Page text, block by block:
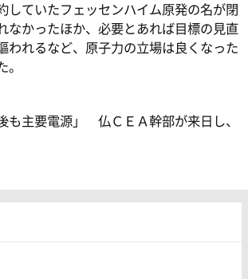
していたフェッセンハイム原発の名が閉
なかったほか、必要とあれば目標の見直
われるなど、原子力の立場は良くなった